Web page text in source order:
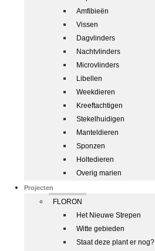
Amfibieën
Vissen
Dagvlinders
Nachtvlinders
Microvlinders
Libellen
Weekdieren
Kreeftachtigen
Stekelhuidigen
Manteldieren
Sponzen
Holtedieren
Overig marien
Projecten
FLORON
Het Nieuwe Strepen
Witte gebieden
Staat deze plant er nog?